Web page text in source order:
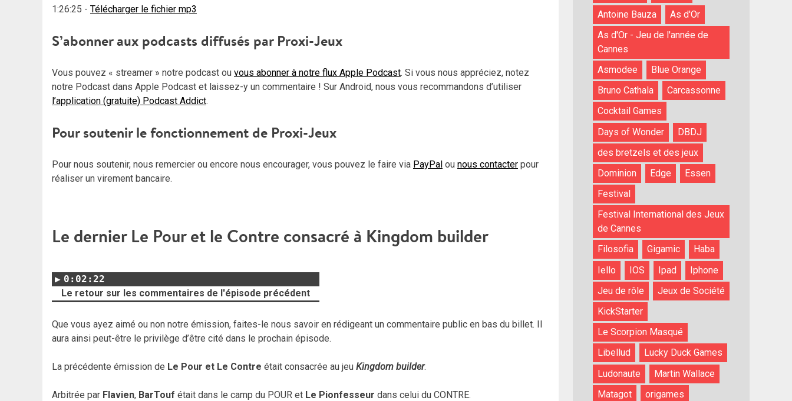
diminuer
le
1:26:25 - Télécharger le fichier mp3
S’abonner aux podcasts diffusés par Proxi-Jeux
Vous pouvez « streamer » notre podcast ou vous abonner à notre flux Apple Podcast. Si vous nous appréciez, notez
notre Podcast dans Apple Podcast et laissez-y un commentaire ! Sur Android, nous vous recommandons d’utiliser
l’application (gratuite) Podcast Addict.
Pour soutenir le fonctionnement de Proxi-Jeux
Pour nous soutenir, nous remercier ou encore nous encourager, vous pouvez le faire via PayPal ou nous contacter pour
réaliser un virement bancaire.
Le dernier Le Pour et le Contre consacré à Kingdom builder
0:02:22
Le retour sur les commentaires de l'épisode précédent
Que vous ayez aimé ou non notre émission, faites-le nous savoir en rédigeant un commentaire public en bas du billet. Il
aura ainsi peut-être le privilège d’être cité dans le prochain épisode.
La précédente émission de Le Pour et Le Contre était consacrée au jeu Kingdom builder.
Arbitrée par Flavien, BarTouf était dans le camp du POUR et Le Pionfesseur dans celui du CONTRE.
Antoine Bauza
As d'Or
As d'Or - Jeu de l'année de
Cannes
Asmodee
Blue Orange
Bruno Cathala
Carcassonne
Cocktail Games
Days of Wonder
DBDJ
des bretzels et des jeux
Dominion
Edge
Essen
Festival
Festival International des Jeux
de Cannes
Filosofia
Gigamic
Haba
Iello
IOS Ipad
Iphone
Jeu de rôle
Jeux de Société
KickStarter
Le Scorpion Masqué
Libellud
Lucky Duck Games
Ludonaute
Martin Wallace
Matagot
origames